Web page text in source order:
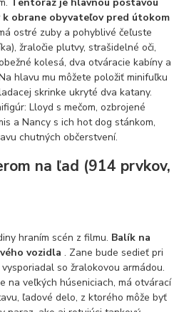
obrane obyvateľov pred útokom
ostré zuby a pohyblivé čeľuste
žraločie plutvy, strašidelné oči,
kolesá, dva otváracie kabíny a
hlavu mu môžete položiť minifuľku
skrinke ukryté dva katany.
Lloyd s mečom, ozbrojené
a Nancy s ich hot dog stánkom,
chutných občerstvení.
na ľad (914 prvkov,
hraním scén z filmu. Balík na
vozidla. Zane bude sedieť pri
so žralokovou armádou.
na veľkých húseniciach, má otvárací
ľadové delo, z ktorého môže byť